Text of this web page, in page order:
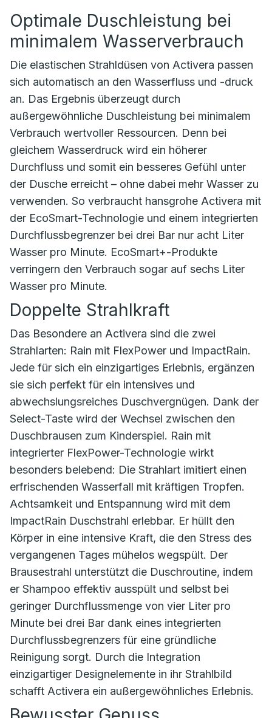
Optimale Duschleistung bei
minimalem Wasserverbrauch
Die elastischen Strahldüsen von Activera passen
sich automatisch an den Wasserfluss und -druck
an. Das Ergebnis überzeugt durch
außergewöhnliche Duschleistung bei minimalem
Verbrauch wertvoller Ressourcen. Denn bei
gleichem Wasserdruck wird ein höherer
Durchfluss und somit ein besseres Gefühl unter
der Dusche erreicht – ohne dabei mehr Wasser zu
verwenden. So verbraucht hansgrohe Activera mit
der EcoSmart-Technologie und einem integrierten
Durchflussbegrenzer bei drei Bar nur acht Liter
Wasser pro Minute. EcoSmart+-Produkte
verringern den Verbrauch sogar auf sechs Liter
Wasser pro Minute.
Doppelte Strahlkraft
Das Besondere an Activera sind die zwei
Strahlarten: Rain mit FlexPower und ImpactRain.
Jede für sich ein einzigartiges Erlebnis, ergänzen
sie sich perfekt für ein intensives und
abwechslungsreiches Duschvergnügen. Dank der
Select-Taste wird der Wechsel zwischen den
Duschbrausen zum Kinderspiel. Rain mit
integrierter FlexPower-Technologie wirkt
besonders belebend: Die Strahlart imitiert einen
erfrischenden Wasserfall mit kräftigen Tropfen.
Achtsamkeit und Entspannung wird mit dem
ImpactRain Duschstrahl erlebbar. Er hüllt den
Körper in eine intensive Kraft, die den Stress des
vergangenen Tages mühelos wegspült. Der
Brausestrahl unterstützt die Duschroutine, indem
er Shampoo effektiv ausspült und selbst bei
geringer Durchflussmenge von vier Liter pro
Minute bei drei Bar dank eines integrierten
Durchflussbegrenzers für eine gründliche
Reinigung sorgt. Durch die Integration
einzigartiger Designelemente in ihr Strahlbild
schafft Activera ein außergewöhnliches Erlebnis.